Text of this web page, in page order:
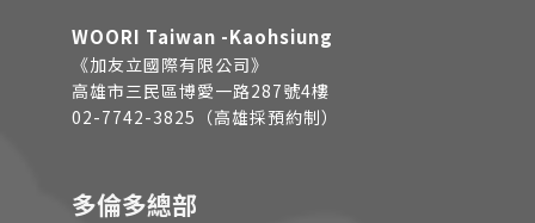
WOORI Taiwan -Kaohsiung
《加友立國際有限公司》
高雄市三民區博愛一路287號4樓
02-7742-3825（高雄採預約制）
多倫多總部